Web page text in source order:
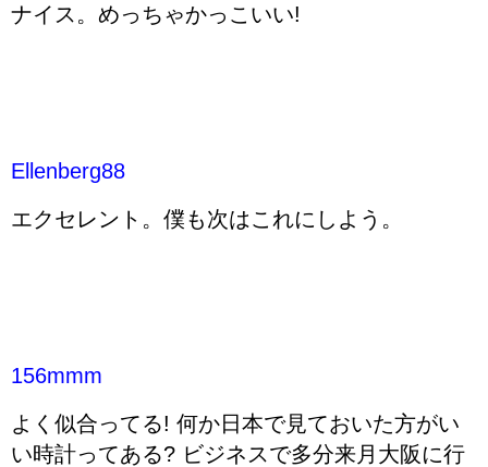
ナイス。めっちゃかっこいい!
Ellenberg88
エクセレント。僕も次はこれにしよう。
156mmm
よく似合ってる! 何か日本で見ておいた方がい
い時計ってある? ビジネスで多分来月大阪に行